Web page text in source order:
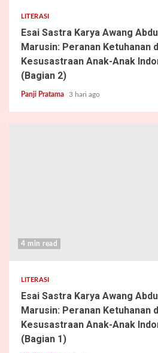
LITERASI
Esai Sastra Karya Awang
Marusin: Peranan Ketuhanan
Kesusastraan Anak-Anak
(Bagian 2)
Panji Pratama 3 hari ago
4 min read
LITERASI
Esai Sastra Karya Awang
Marusin: Peranan Ketuhanan
Kesusastraan Anak-Anak
(Bagian 1)